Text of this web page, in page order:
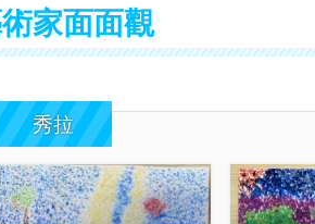
家面面觀
秀拉